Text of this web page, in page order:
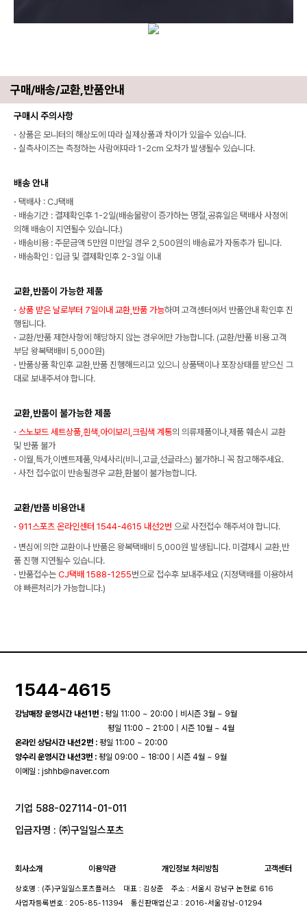
구매/배송/교환,반품안내
구매시 주의사항
· 상품은 모니터의 해상도에 따라 실제상품과 차이가 있을수 있습니다.
· 실측사이즈는 측정하는 사람에따라 1-2cm 오차가 발생될수 있습니다.
배송 안내
· 택배사 : CJ택배
· 배송기간 : 결제확인후 1-2일(배송물량이 증가하는 명절,공휴일은 택배사 사정에
의해 배송이 지연될수 있습니다.)
· 배송비용 : 주문금액 5만원 미만일 경우 2,500원의 배송료가 자동추가 됩니다.
· 배송확인 : 입금 및 결제확인후 2-3일 이내
교환,반품이 가능한 제품
· 상품 받은 날로부터 7일이내 교환,반품 가능하며 고객센터에서 반품안내 확인후 진
행됩니다.
· 교환/반품 제한사항에 해당하지 않는 경우에만 가능합니다. (교환/반품 비용 고객
부담 왕복택배비 5,000원)
· 반품상품 확인후 교환,반품 진행해드리고 있으니 상품택이나 포장상태를 받으신 그
대로 보내주셔야 합니다.
교환,반품이 불가능한 제품
· 스노보드 세트상품,흰색,아이보리,크림색 계통의 의류제품이나,제품 훼손시 교환
및 반품 불가
· 이월,특가,이벤트제품,악세사리(비니,고글,선글라스) 불가하니 꼭 참고해주세요.
· 사전 접수없이 반송될경우 교환,환불이 불가능합니다.
교환/반품 비용안내
· 911스포츠 온라인센터 1544-4615 내선2번 으로 사전접수 해주셔야 합니다.
· 변심에 의한 교환이나 반품은 왕복택배비 5,000원 발생됩니다. 미결제시 교환,반
품 진행 지연될수 있습니다.
· 반품접수는 CJ택배 1588-1255번으로 접수후 보내주세요 (지정택배를 이용하셔
야 빠른처리가 가능합니다.)
1544-4615
강남매장 운영시간 내선1번 : 평일 11:00 ~ 20:00 | 비시즌 3월 ~ 9월
평일 11:00 ~ 21:00 | 시즌 10월 ~ 4월
온라인 상담시간 내선2번 : 평일 11:00 ~ 20:00
양수리 운영시간 내선3번 : 평일 09:00 ~ 18:00 | 시즌 4월 ~ 9월
이메일 :jshhb@naver.com
기업 588-027114-01-011
입금자명 : ㈜구일일스포츠
회사소개 이용약관 개인정보 처리방침 고객센터
상호명 : (주)구일일스포츠플러스 대표 : 김상준
주소 : 서울시 강남구 논현로 616
사업자등록번호 : 205-85-11394
통신판매업신고 : 2016-서울강남-01294